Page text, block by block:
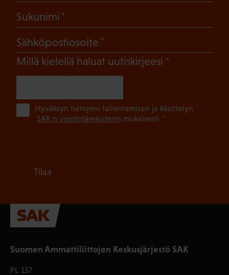
Suomen Ammattiliittojen Keskusjärjestö SAK
PL 157
Sukunimi
Sähköpostiosoite
Millä kielellä haluat uutiskirjeesi (Pakollinen)
Hyväksyn tietojeni tallentamisen ja käsittelyn
SAK:n viestintärekisterin mukaisesti *
Tilaa